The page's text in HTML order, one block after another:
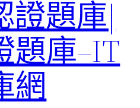
證題庫|
題庫–IT
網